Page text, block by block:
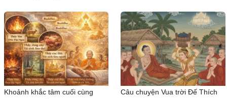
Khoảnh khắc tâm cuối cùng
Câu chuyện Vua trời Đế Thích